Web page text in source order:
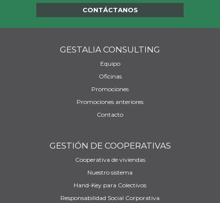
CONTÁCTANOS
GESTALIA CONSULTING
Equipo
Oficinas
Promociones
Promociones anteriores
Contacto
GESTIÓN DE COOPERATIVAS
Cooperativa de viviendas
Nuestro sistema
Hand-Key para Colectivos
Responsabilidad Social Corporativa